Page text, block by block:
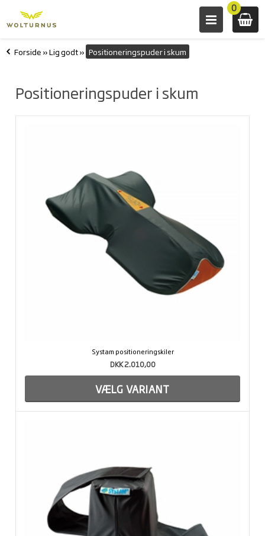
0
Forside »Lig godt» Positioneringspuder i skum
Positioneringspuder i skum
Systam positioneringskiler
DKK 2.010,00